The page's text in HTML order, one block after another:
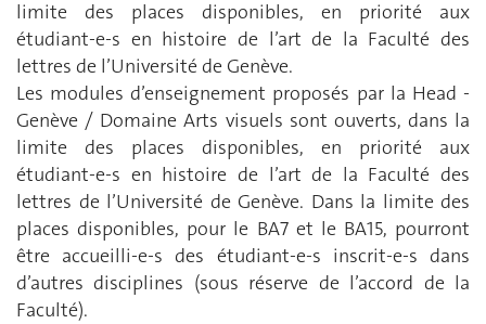
limite des places disponibles, en priorité aux
étudiant-e-s en histoire de l’art de la Faculté des
lettres de l’Université de Genève.
Les modules d’enseignement proposés par la Head -
Genève / Domaine Arts visuels sont ouverts, dans la
limite des places disponibles, en priorité aux
étudiant-e-s en histoire de l’art de la Faculté des
lettres de l’Université de Genève. Dans la limite des
places disponibles, pour le BA7 et le BA15, pourront
être accueilli-e-s des étudiant-e-s inscrit-e-s dans
d’autres disciplines (sous réserve de l’accord de la
Faculté).